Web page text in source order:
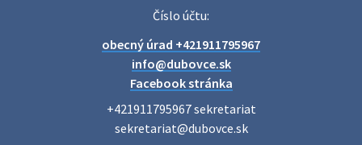
Poradne komplexnej pomoci
diskrétne komplexné odborné poradenstvo. Tím
odborníkov Vám pomôžte nájsť riešenie v piatich kľúčových
oblastiach: právo rodina a v…
Číslo účtu:
obecný úrad +421911795967
info@dubovce.sk
Facebook stránka
+421911795967 sekretariat
sekretariat@dubovce.sk